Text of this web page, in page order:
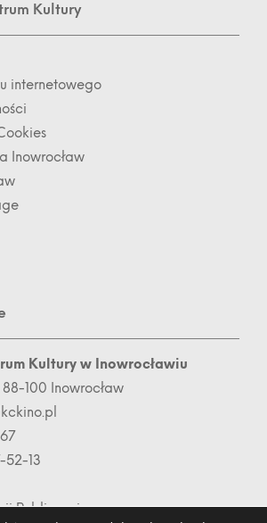
Kultury
internetowego
Inowrocław
Kultury w Inowrocławiu
88-100 Inowrocław
13
Publicznej